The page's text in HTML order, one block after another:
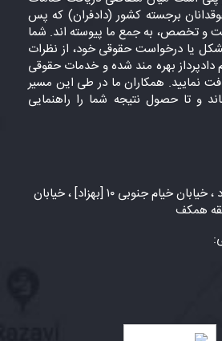
برجسته کشور (دادفران) که پس
و تخصص، به جمع ما پیوسته اند. شما
یا درخواست حقوقی خود، از نظرات
بهره مند شده و خدمات حقوقی
نمایید. همکاران ما در طی این مسیر
و تا حصول نتیجه شما را راهنمایی
شهر مشهد، بلوار سجاد ، خیابان خیام جنوبی ۱۰ [بهزاد] ، خیابان